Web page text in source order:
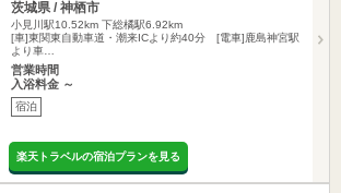
茨城県 / 神栖市
小見川駅10.52km 下総橘駅6.92km
[車]東関東自動車道・潮来ICより約40分 [電車]鹿島神宮駅
より車…
営業時間
入浴料金 ～
宿泊
楽天トラベルの宿泊プランを見る